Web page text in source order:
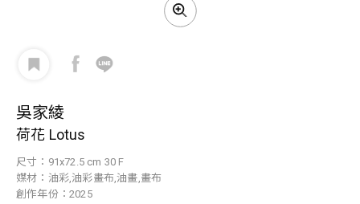
吳家綾
荷花 Lotus
尺寸：91x72.5 cm 30 F
媒材：油彩,油彩畫布,油畫,畫布
創作年份：2025